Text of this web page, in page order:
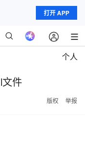
打开 APP
个人
件
版权 举报